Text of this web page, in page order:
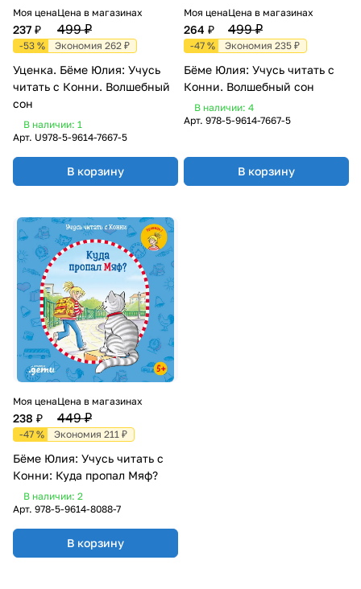
Моя цена
237 ₽
Цена в магазинах
499 ₽
-53 % Экономия 262 ₽
Уценка. Бёме Юлия: Учусь
читать с Конни. Волшебный
сон
В наличии: 1
Арт. U978-5-9614-7667-5
В корзину
Моя цена
264 ₽
Цена в магазинах
499 ₽
-47 % Экономия 235 ₽
Бёме Юлия: Учусь читать с
Конни. Волшебный сон
В наличии: 4
Арт. 978-5-9614-7667-5
В корзину
Моя цена
238 ₽
Цена в магазинах
449 ₽
-47 % Экономия 211 ₽
Бёме Юлия: Учусь читать с
Конни: Куда пропал Мяф?
В наличии: 2
Арт. 978-5-9614-8088-7
В корзину